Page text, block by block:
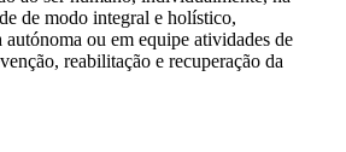
de modo integral e holístico,
ou em equipe atividades de
reabilitação e recuperação da